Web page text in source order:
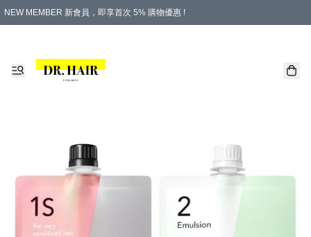
NEW MEMBER 新會員，即享首次 5% 購物優惠 !